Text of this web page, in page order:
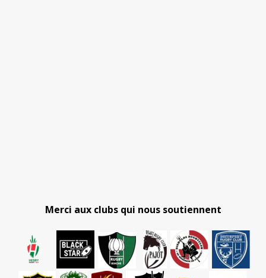
Merci aux clubs qui nous soutiennent